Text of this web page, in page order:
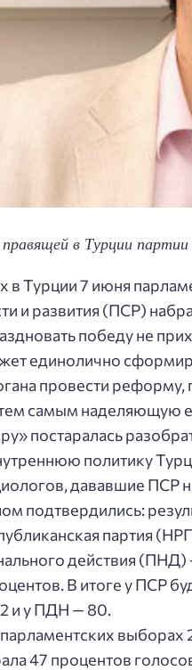
в Турции
Турции 7 июня
и развития (ПСР)
победу не
единолично
провести
самым наделяющую
постаралась
политику
дававшие ПСР
подтвердились:
партия
действия
В итоге у ПСР
и у ПДН — 80.
выборах
47 процентов